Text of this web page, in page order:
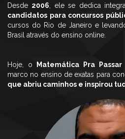
Desde 2006 , ele se dedica
candidatos para concursos
cursos do Rio de Janeiro e
Brasil através do ensino online.
Hoje, o Matemática Pra Passar
marco no ensino de exatas para
que abriu caminhos e inspirou